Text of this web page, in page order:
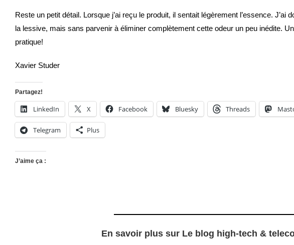
Reste un petit détail. Lorsque j’ai reçu le produit, il sentait légèrement l’essence.
la lessive, mais sans parvenir à éliminer complètement cette odeur un peu inédite.
pratique!
Xavier Studer
Partagez!
LinkedIn X Facebook Bluesky Threads
Telegram Plus
J’aime ça :
En savoir plus sur Le blog high-tech &